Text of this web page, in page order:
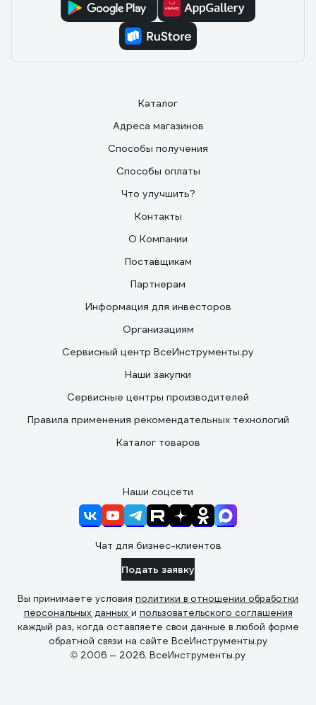
Каталог
Адреса магазинов
Способы получения
Способы оплаты
Что улучшить?
Контакты
О Компании
Поставщикам
Партнерам
Информация для инвесторов
Организациям
Сервисный центр ВсеИнструменты.ру
Наши закупки
Сервисные центры производителей
Правила применения рекомендательных технологий
Каталог товаров
Наши соцсети
Чат для бизнес-клиентов
Подать заявку
Вы принимаете условия политики в отношении обработки
персональных данных и пользовательского соглашения
каждый раз, когда оставляете свои данные в любой форме
обратной связи на сайте ВсеИнструменты.ру
© 2006 — 2026. ВсеИнструменты.ру